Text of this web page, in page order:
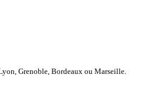
Grenoble, Bordeaux ou Marseille.